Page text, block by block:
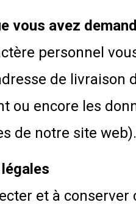
vous avez
personnel
de livraison
encore les
de notre site web).
et à